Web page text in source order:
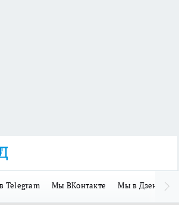
Telegram Мы ВКонтакте Мы в Дзене